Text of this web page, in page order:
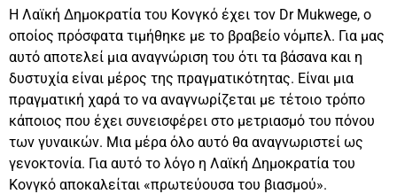
Η Λαϊκή Δημοκρατία του Κονγκό έχει τον Dr Mukwege, ο
οποίος πρόσφατα τιμήθηκε με το βραβείο νόμπελ. Για μας
αυτό αποτελεί μια αναγνώριση του ότι τα βάσανα και η
δυστυχία είναι μέρος της πραγματικότητας. Είναι μια
πραγματική χαρά το να αναγνωρίζεται με τέτοιο τρόπο
κάποιος που έχει συνεισφέρει στο μετριασμό του πόνου
των γυναικών. Μια μέρα όλο αυτό θα αναγνωριστεί ως
γενοκτονία. Για αυτό το λόγο η Λαϊκή Δημοκρατία του
Κονγκό αποκαλείται «πρωτεύουσα του βιασμού».